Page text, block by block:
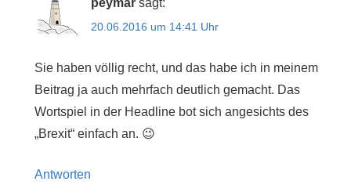
20.06.2016 um 14:41 Uhr
Sie haben völlig recht, und das habe ich in meinem
Beitrag ja auch mehrfach deutlich gemacht. Das
Wortspiel in der Headline bot sich angesichts des
„Brexit“ einfach an. 😉
Antworten